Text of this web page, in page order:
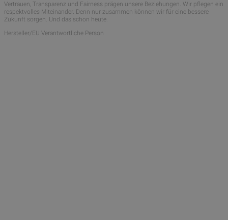
Vertrauen, Transparenz und Fairness prägen unsere Beziehungen. Wir pflegen ein
respektvolles Miteinander. Denn nur zusammen können wir für eine bessere
Zukunft sorgen. Und das schon heute.
Hersteller/EU Verantwortliche Person